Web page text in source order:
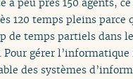
120 temps pleins parce
de temps partiels dans
Pour gérer
des systèmes